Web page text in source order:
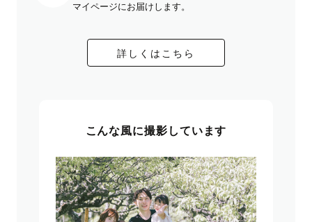
マイページにお届けします。
詳しくはこちら
こんな風に撮影しています